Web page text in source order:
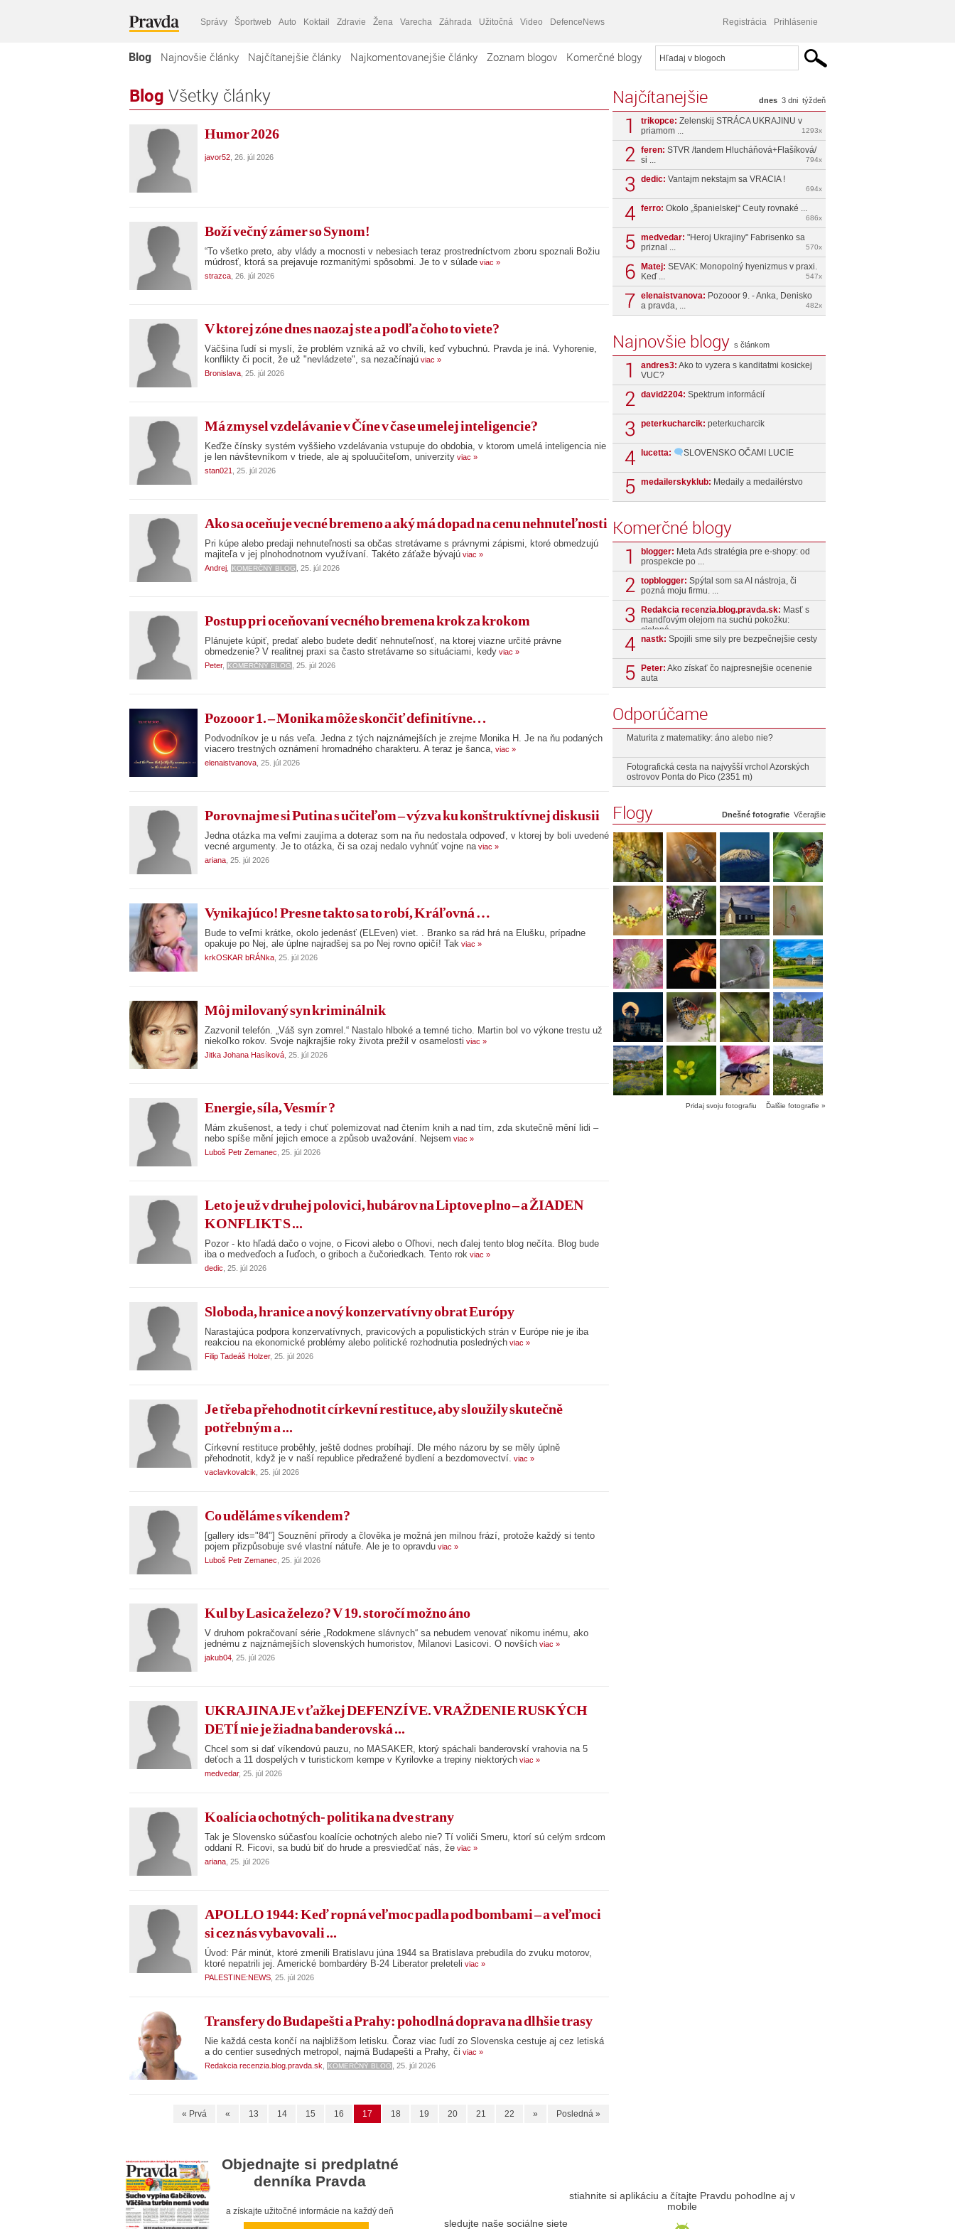
Správy Športweb Auto Koktail Zdravie Žena Varecha Záhrada Užitočná Video DefenceNews Registrácia Prihlásenie
Blog Najnovšie články Najčítanejšie články Najkomentovanejšie články Zoznam blogov Komerčné blogy
Blog Všetky články
Humor 2026
javor52 , 26. júl 2026
Boží večný zámer so Synom!
“To všetko preto, aby vlády a mocnosti v nebesiach teraz prostredníctvom zboru spoznali Božiu
múdrosť, ktorá sa prejavuje rozmanitými spôsobmi. Je to v súlade viac »
strazca , 26. júl 2026
V ktorej zóne dnes naozaj ste a podľa čoho to viete?
Väčšina ľudí si myslí, že problém vzniká až vo chvíli, keď vybuchnú. Pravda je iná. Vyhorenie,
konflikty či pocit, že už "nevládzete", sa nezačínajú viac »
Bronislava , 25. júl 2026
Má zmysel vzdelávanie v Číne v čase umelej inteligencie?
Keďže čínsky systém vyššieho vzdelávania vstupuje do obdobia, v ktorom umelá inteligencia nie
je len návštevníkom v triede, ale aj spoluučiteľom, univerzity viac »
stan021
, 25. júl 2026
Ako sa oceňuje vecné bremeno a aký má dopad na cenu nehnuteľnosti
Pri kúpe alebo predaji nehnuteľnosti sa občas stretávame s právnymi zápismi, ktoré obmedzujú
majiteľa v jej plnohodnotnom využívaní. Takéto záťaže bývajú viac »
Andrej
KOMERČNÝ BLOG , 25. júl 2026
Postup pri oceňovaní vecného bremena krok za krokom
Plánujete kúpiť, predať alebo budete dediť nehnuteľnosť, na ktorej viazne určité právne
obmedzenie? V realitnej praxi sa často stretávame so situáciami, kedy viac »
Peter, KOMERČNÝ BLOG , 25. júl 2026
Pozooor 1. – Monika môže skončiť definitívne. . .
Podvodníkov je u nás veľa. Jedna z tých najznámejších je zrejme Monika H. Je na ňu podaných
viacero trestných oznámení hromadného charakteru. A teraz je šanca, viac »
elenaistvanova , 25. júl 2026
Porovnajme si Putina s učiteľom – výzva ku konštruktívnej diskusii
Jedna otázka ma veľmi zaujíma a doteraz som na ňu nedostala odpoveď, v ktorej by boli uvedené
vecné argumenty. Je to otázka, či sa ozaj nedalo vyhnúť vojne na viac »
ariana , 25. júl 2026
Vynikajúco! Presne takto sa to robí, Kráľovná …
Bude to veľmi krátke, okolo jedenásť (ELEven) viet. . Branko sa rád hrá na Elušku, prípadne
opakuje po Nej, ale úplne najradšej sa po Nej rovno opičí! Tak viac »
krkOSKAR bRÁNka , 25. júl 2026
Môj milovaný syn kriminálnik
Zazvonil telefón. „Váš syn zomrel.“ Nastalo hlboké a temné ticho. Martin bol vo výkone trestu už
niekoľko rokov. Svoje najkrajšie roky života prežil v osamelosti viac »
Jitka Johana Hasíková , 25. júl 2026
Energie, síla, Vesmír ?
Mám zkušenost, a tedy i chuť polemizovat nad čtením knih a nad tím, zda skutečně mění lidi –
nebo spíše mění jejich emoce a způsob uvažování. Nejsem viac »
Luboš Petr Zemanec , 25. júl 2026
Leto je už v druhej polovici, hubárov na Liptove plno – a ŽIADEN
KONFLIKT S ...
Pozor - kto hľadá dačo o vojne, o Ficovi alebo o Oľhovi, nech ďalej tento blog nečíta. Blog bude
iba o medveďoch a ľuďoch, o griboch a čučoriedkach. Tento rok viac »
dedic , 25. júl 2026
Sloboda, hranice a nový konzervatívny obrat Európy
Narastajúca podpora konzervatívnych, pravicových a populistických strán v Európe nie je iba
reakciou na ekonomické problémy alebo politické rozhodnutia posledných viac »
Filip Tadeáš Holzer, 25. júl 2026
Je třeba přehodnotit církevní restituce, aby sloužily skutečně
potřebným a ...
Církevní restituce proběhly, ještě dodnes probíhají. Dle mého názoru by se měly úplně
přehodnotit, když je v naší republice předražené bydlení a bezdomovectví. viac »
vaclavkovalcik , 25. júl 2026
Co uděláme s víkendem?
[gallery ids="84"] Souznění přírody a člověka je možná jen milnou frází, protože každý si tento
pojem přizpůsobuje své vlastní nátuře. Ale je to opravdu viac »
Luboš Petr Zemanec , 25. júl 2026
Kul by Lasica železo? V 19. storočí možno áno
V druhom pokračovaní série „Rodokmene slávnych“ sa nebudem venovať nikomu inému, ako
jednému z najznámejších slovenských humoristov, Milanovi Lasicovi. O novších viac »
jakub04 , 25. júl 2026
UKRAJINA JE v ťažkej DEFENZÍVE. VRAŽDENIE RUSKÝCH
DETÍ nie je žiadna banderovská ...
Chcel som si dať víkendovú pauzu, no MASAKER, ktorý spáchali banderovskí vrahovia na 5
deťoch a 11 dospelých v turistickom kempe v Kyrilovke a trepiny niektorých viac »
medvedar, 25. júl 2026
Koalícia ochotných- politika na dve strany
Tak je Slovensko súčasťou koalície ochotných alebo nie? Tí voliči Smeru, ktorí sú celým srdcom
oddaní R. Ficovi, sa budú biť do hrude a presviedčať nás, že viac »
ariana , 25. júl 2026
APOLLO 1944: Keď ropná veľmoc padla pod bombami – a veľmoci
si cez nás vybavovali ...
Úvod: Pár minút, ktoré zmenili Bratislavu júna 1944 sa Bratislava prebudila do zvuku motorov,
ktoré nepatrili jej. Americké bombardéry B‑24 Liberator preleteli viac »
PALESTINE:NEWS , 25. júl 2026
Transfery do Budapešti a Prahy: pohodlná doprava na dlhšie trasy
Nie každá cesta končí na najbližšom letisku. Čoraz viac ľudí zo Slovenska cestuje aj cez letiská
a do centier susedných metropol, najmä Budapešti a Prahy, či viac »
Redakcia recenzia.blog.pravda.sk
KOMERČNÝ BLOG , 25. júl 2026
« Prvá « 13 14 15 16 17 18 19 20 21 22 » Posledná »
Najčítanejšie dnes 3 dni týždeň
trikopce: Zelenskij STRÁCA UKRAJINU v
priamom ...
1293x
feren: STVR /tandem Hlucháňová+Flašíková/
si ...
794x
dedic: Vantajm nekstajm sa VRACIA !
694x
ferro: Okolo „španielskej“ Ceuty rovnaké ...
686x
medvedar: "Heroj Ukrajiny" Fabrisenko sa
priznal ...
570x
Matej: SEVAK: Monopolný hyenizmus v praxi.
Keď ...
547x
elenaistvanova: Pozooor 9. - Anka, Denisko
a pravda, ...
482x
Najnovšie blogy s článkom
andres3: Ako to vyzera s kanditatmi kosickej
VUC?
david2204: Spektrum informácií
peterkucharcik: peterkucharcik
lucetta: SLOVENSKO OČAMI LUCIE
medailerskyklub: Medaily a medailérstvo
Komerčné blogy
blogger: Meta Ads stratégia pre e-shopy: od
prospekcie po ...
topblogger: Spýtal som sa AI nástroja, či
pozná moju firmu. ...
Redakcia recenzia.blog.pravda.sk: Masť s
mandľovým olejom na suchú pokožku:
cielená ...
nastk: Spojili sme sily pre bezpečnejšie cesty
Peter: Ako získať čo najpresnejšie ocenenie
auta
Odporúčame
Maturita z matematiky: áno alebo nie?
Fotografická cesta na najvyšší vrchol Azorských
ostrovov Ponta do Pico (2351 m)
Flogy Dnešné fotografie Včerajšie
Pridaj svoju fotografiu Ďalšie fotografie »
Objednajte si predplatné
denníka Pravda
a získajte užitočné informácie na každý deň
sledujte naše sociálne siete
stiahnite si aplikáciu a čítajte Pravdu pohodlne aj v
mobile